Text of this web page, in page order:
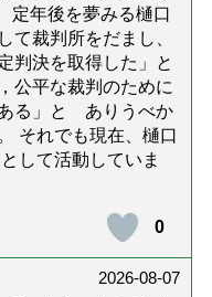
定年後を夢みる樋口
て裁判所をだまし、
判決を取得した」と
公平な裁判のために
る」と ありうべか
それでも現在、樋口
して活動していま
0
2026-08-07